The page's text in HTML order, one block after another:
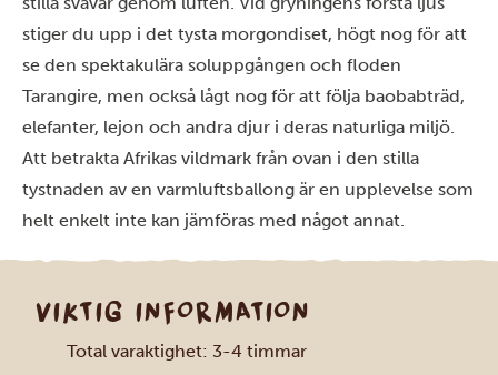
stiger du upp i det tysta morgondiset, högt nog för att
se den spektakulära soluppgången och floden
Tarangire, men också lågt nog för att följa baobabträd,
elefanter, lejon och andra djur i deras naturliga miljö.
Att betrakta Afrikas vildmark från ovan i den stilla
tystnaden av en varmluftsballong är en upplevelse som
helt enkelt inte kan jämföras med något annat.
VIKTIG INFORMATION
Total varaktighet: 3-4 timmar